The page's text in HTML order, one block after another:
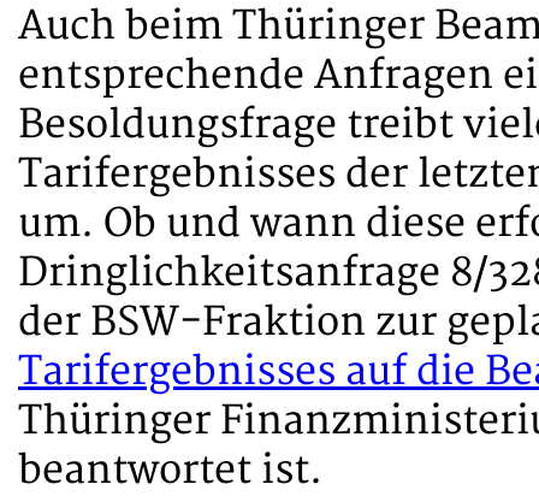
Auch beim Thüringer
entsprechende Anfragen
Besoldungsfrage treibt
Tarifergebnisses der
um. Ob und wann diese
Dringlichkeitsanfrage 8/
der BSW-Fraktion zur
Tarifergebnisses auf die
Thüringer
beantwortet ist.